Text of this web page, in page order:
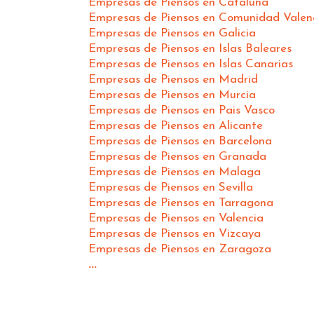
Empresas de Piensos en Comunidad
Empresas de Piensos en Galicia
Empresas de Piensos en Islas Baleares
Empresas de Piensos en Islas Canarias
Empresas de Piensos en Madrid
Empresas de Piensos en Murcia
Empresas de Piensos en Pais Vasco
Empresas de Piensos en Alicante
Empresas de Piensos en Barcelona
Empresas de Piensos en Granada
Empresas de Piensos en Malaga
Empresas de Piensos en Sevilla
Empresas de Piensos en Tarragona
Empresas de Piensos en Valencia
Empresas de Piensos en Vizcaya
Empresas de Piensos en Zaragoza
...